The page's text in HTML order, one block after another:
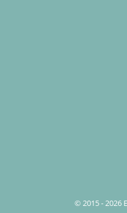
© 2015 - 2026